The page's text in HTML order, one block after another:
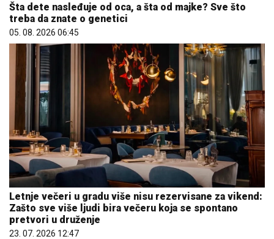
Šta dete nasleđuje od oca, a šta od majke? Sve što
treba da znate o genetici
05. 08. 2026 06:45
Letnje večeri u gradu više nisu rezervisane za vikend:
Zašto sve više ljudi bira večeru koja se spontano
pretvori u druženje
23. 07. 2026 12:47